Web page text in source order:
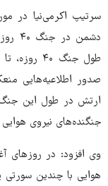
سرتیپ اکرمی‌نیا در
طول جنگ
ارتش در طول این جنگ
جنگنده‌های نیروی
وی افزود: در روزهای
هوایی با چندین سورتی